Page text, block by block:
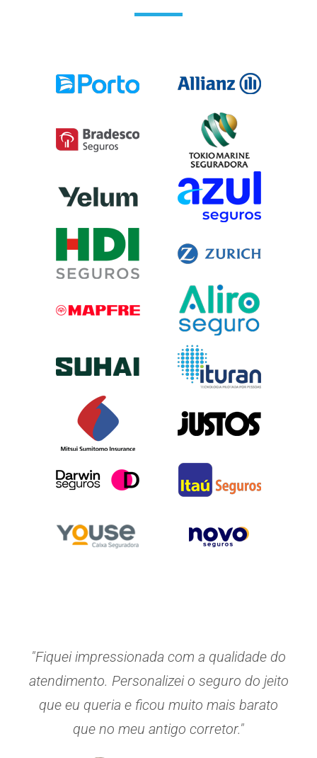
"Fiquei impressionada com a qualidade do
atendimento. Personalizei o seguro do jeito
que eu queria e ficou muito mais barato
que no meu antigo corretor."